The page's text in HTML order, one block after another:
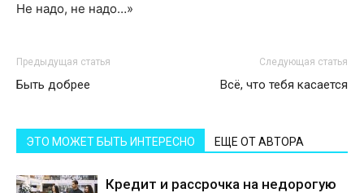
Не надо, не надо…»
Предыдущая статья
Быть добрее
Следующая статья
Всё, что тебя касается
ЭТО МОЖЕТ БЫТЬ ИНТЕРЕСНО ЕЩЕ ОТ АВТОРА
Кредит и рассрочка на недорогую